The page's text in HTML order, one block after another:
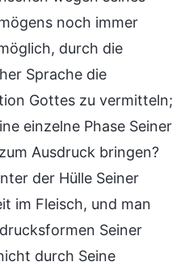
noch immer
durch die
Sprache die
Gottes zu vermitteln;
einzelne Phase Seiner
Ausdruck bringen?
der Hülle Seiner
im Fleisch, und man
Seiner
durch Seine